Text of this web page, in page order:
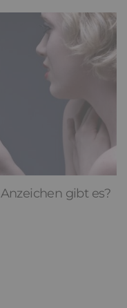
gibt es?